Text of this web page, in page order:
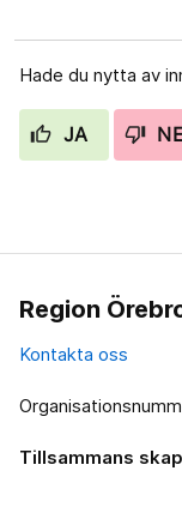
Hade du nytta av
JA
Region
Kontakta oss
Tillsammans